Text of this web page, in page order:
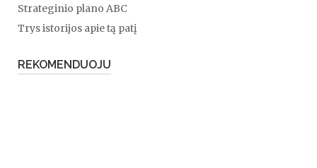
Strateginio plano ABC
Trys istorijos apie tą patį
REKOMENDUOJU